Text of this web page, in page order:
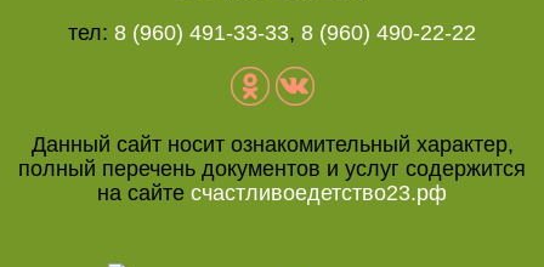
тел: 8 (960) 491-33-33, 8 (960) 490-22-22
Данный сайт носит ознакомительный характер,
полный перечень документов и услуг содержится
на сайте счастливоедетство23.рф